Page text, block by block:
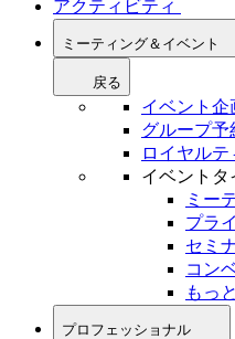
アクティビティ
ミーティング＆イベント
戻る
イベント企
グループ予
ロイヤル
イベントタ
ミー
プラ
セミ
コン
もっ
プロフェッショナル